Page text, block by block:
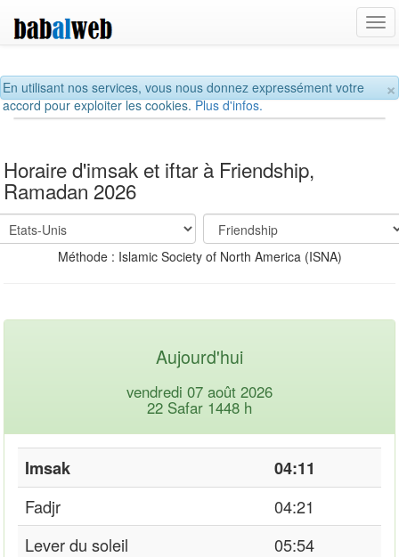
×
En utilisant nos services, vous nous donnez expressément votre
accord pour exploiter les cookies.Plus d'infos.
Horaire d'imsak et iftar à Friendship,
Ramadan 2026
Méthode : Islamic Society of North America (ISNA)
Aujourd'hui
vendredi 07 août 2026
22 Safar 1448 h
Imsak
04:11
Fadjr
04:21
Lever du soleil
05:54